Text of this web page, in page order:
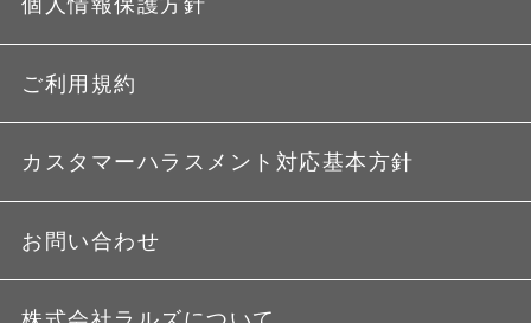
個人情報保護方針
ご利用規約
カスタマーハラスメント対応基本方針
お問い合わせ